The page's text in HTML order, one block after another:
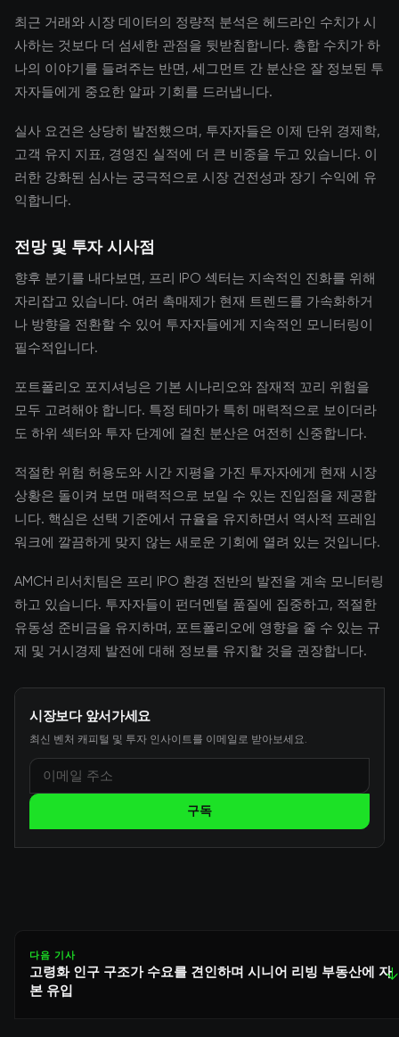
최근 거래와 시장 데이터의 정량적 분석은 헤드라인 수치가 시
사하는 것보다 더 섬세한 관점을 뒷받침합니다. 총합 수치가 하
나의 이야기를 들려주는 반면, 세그먼트 간 분산은 잘 정보된 투
자자들에게 중요한 알파 기회를 드러냅니다.
실사 요건은 상당히 발전했으며, 투자자들은 이제 단위 경제학,
고객 유지 지표, 경영진 실적에 더 큰 비중을 두고 있습니다. 이
러한 강화된 심사는 궁극적으로 시장 건전성과 장기 수익에 유
익합니다.
전망 및 투자 시사점
향후 분기를 내다보면, 프리 IPO 섹터는 지속적인 진화를 위해
자리잡고 있습니다. 여러 촉매제가 현재 트렌드를 가속화하거
나 방향을 전환할 수 있어 투자자들에게 지속적인 모니터링이
필수적입니다.
포트폴리오 포지셔닝은 기본 시나리오와 잠재적 꼬리 위험을
모두 고려해야 합니다. 특정 테마가 특히 매력적으로 보이더라
도 하위 섹터와 투자 단계에 걸친 분산은 여전히 신중합니다.
적절한 위험 허용도와 시간 지평을 가진 투자자에게 현재 시장
상황은 돌이켜 보면 매력적으로 보일 수 있는 진입점을 제공합
니다. 핵심은 선택 기준에서 규율을 유지하면서 역사적 프레임
워크에 깔끔하게 맞지 않는 새로운 기회에 열려 있는 것입니다.
AMCH 리서치팀은 프리 IPO 환경 전반의 발전을 계속 모니터링
하고 있습니다. 투자자들이 펀더멘털 품질에 집중하고, 적절한
유동성 준비금을 유지하며, 포트폴리오에 영향을 줄 수 있는 규
제 및 거시경제 발전에 대해 정보를 유지할 것을 권장합니다.
시장보다 앞서가세요
최신 벤처 캐피털 및 투자 인사이트를 이메일로 받아보세요.
구독
다음 기사
고령화 인구 구조가 수요를 견인하며 시니어 리빙 부동산에 자
본 유입
↓